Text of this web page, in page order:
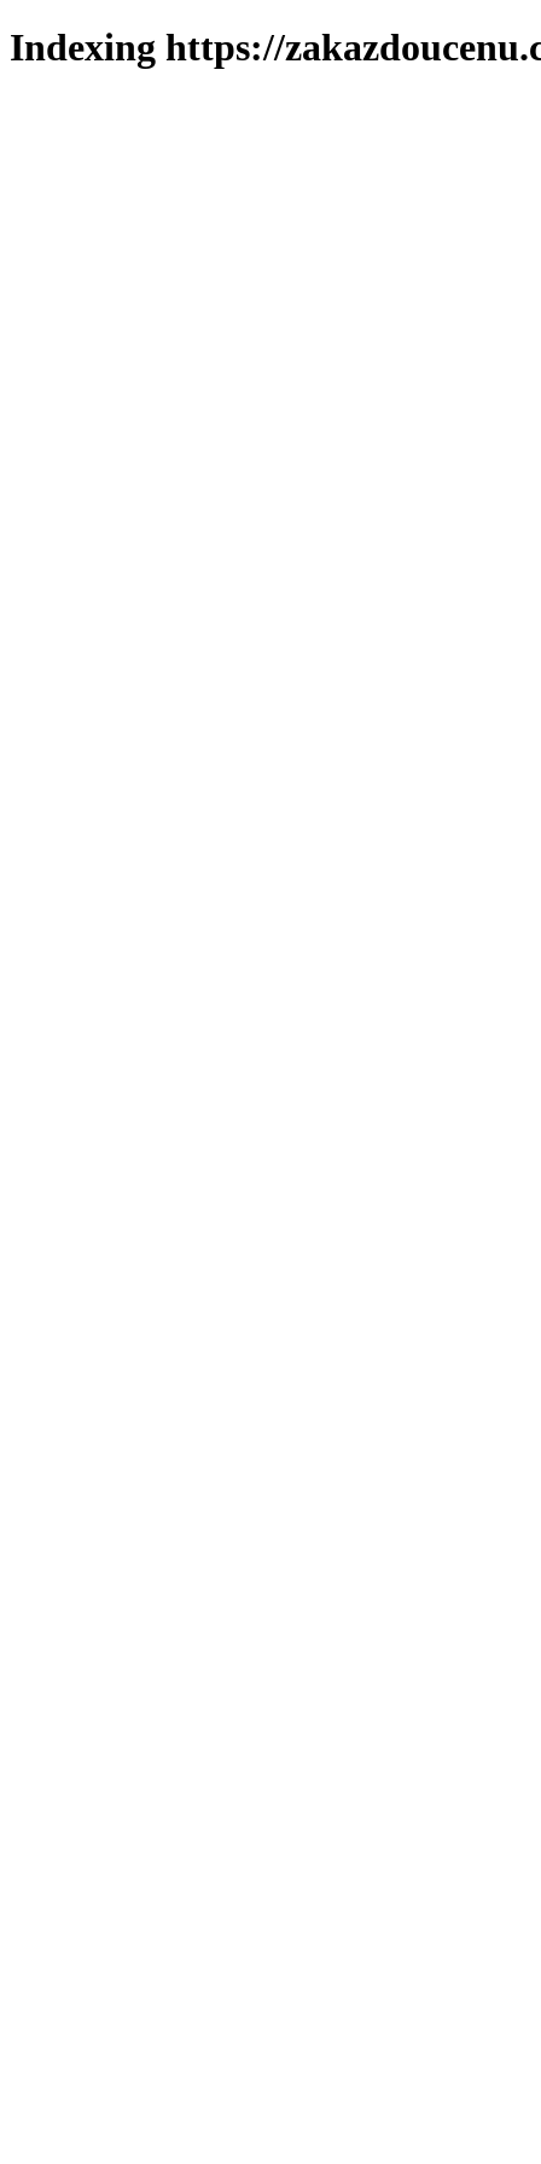
Indexing https://